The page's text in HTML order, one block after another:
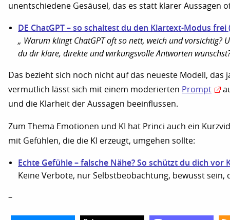
unentschiedene Gesäusel, das es statt klarer Aussagen
DE ChatGPT – so schaltest du den Klartext-Modus frei
„ Warum klingt ChatGPT oft so nett, weich und vorsichtig?
du dir klare, direkte und wirkungsvolle Antworten
Das bezieht sich noch nicht auf das neueste Modell, das
vermutlich lässt sich mit einem moderierten Prompt
und die Klarheit der Aussagen beeinflussen.
Zum Thema Emotionen und KI hat Princi auch ein
mit Gefühlen, die die KI erzeugt, umgehen sollte:
Echte Gefühle – falsche Nähe? So schützt du dich vor
Keine Verbote, nur Selbstbeobachtung, bewusst sein,
–